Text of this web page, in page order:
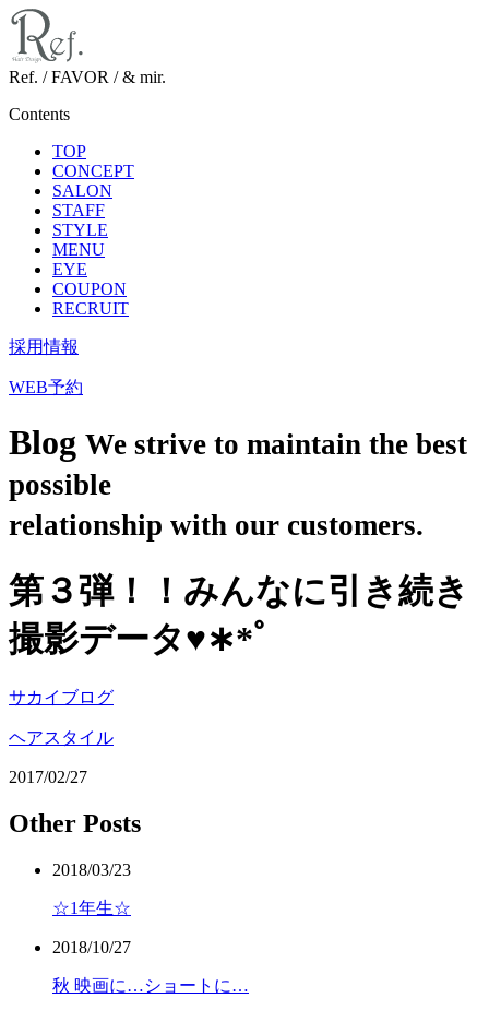
Ref. / FAVOR / & mir.
Contents
TOP
CONCEPT
SALON
STAFF
STYLE
MENU
EYE
COUPON
RECRUIT
採用情報
WEB予約
Blog We strive to maintain the best
possible
relationship with our customers.
第３弾！！みんなに引き続き
撮影データ♥︎∗*ﾟ
サカイブログ
ヘアスタイル
2017/02/27
Other Posts
2018/03/23
☆1年生☆
2018/10/27
秋 映画に…ショートに…